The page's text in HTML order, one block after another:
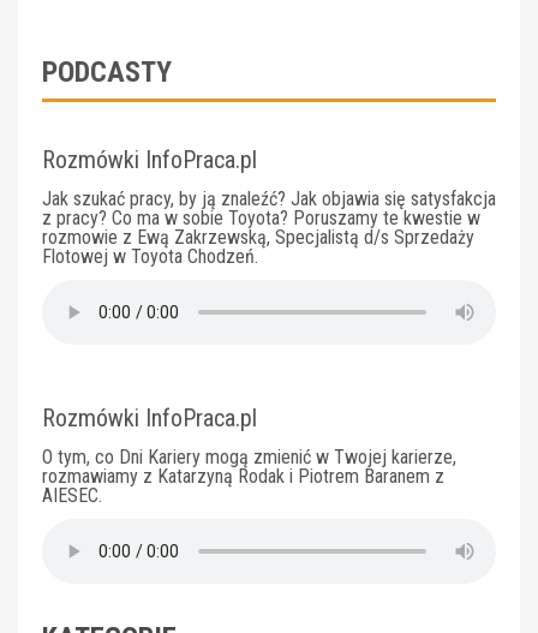
PODCASTY
Rozmówki InfoPraca.pl
Jak szukać pracy, by ją znaleźć? Jak objawia się satysfakcja
z pracy? Co ma w sobie Toyota? Poruszamy te kwestie w
rozmowie z Ewą Zakrzewską, Specjalistą d/s Sprzedaży
Flotowej w Toyota Chodzeń.
Rozmówki InfoPraca.pl
O tym, co Dni Kariery mogą zmienić w Twojej karierze,
rozmawiamy z Katarzyną Rodak i Piotrem Baranem z
AIESEC.